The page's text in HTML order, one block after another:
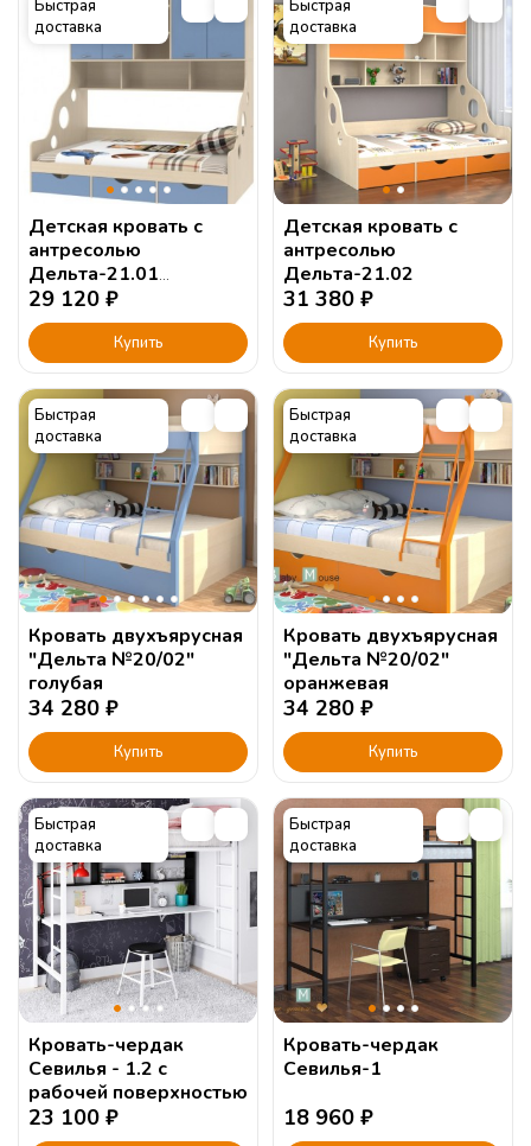
Быстрая
доставка
Детская кровать с
антресолью
Дельта-21.01
120х190см.
29 120 ₽
Купить
Быстрая
доставка
Детская кровать с
антресолью
Дельта-21.02
31 380 ₽
Купить
Быстрая
доставка
Кровать двухъярусная
"Дельта №20/02"
голубая
34 280 ₽
Купить
Быстрая
доставка
Кровать двухъярусная
"Дельта №20/02"
оранжевая
34 280 ₽
Купить
Быстрая
доставка
Кровать-чердак
Севилья - 1.2 с
рабочей поверхностью
23 100 ₽
Быстрая
доставка
Кровать-чердак
Севилья-1
18 960 ₽